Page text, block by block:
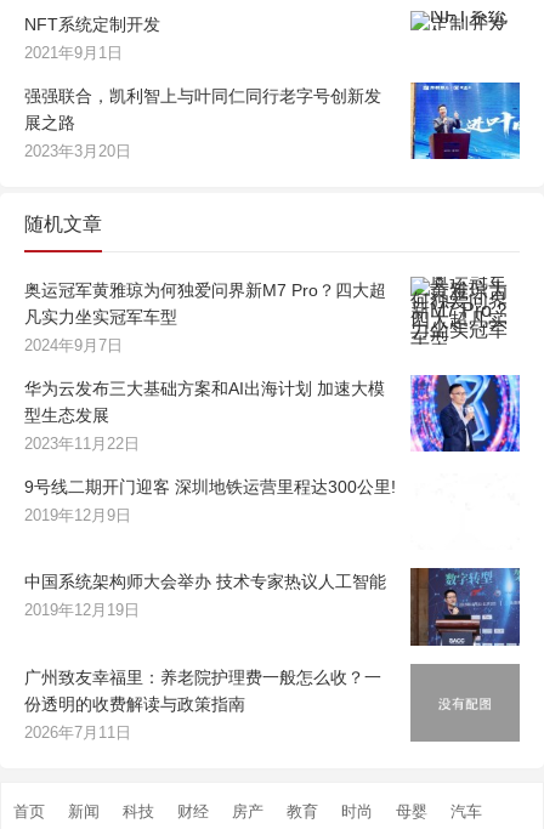
NFT系统定制开发
2021年9月1日
强强联合，凯利智上与叶同仁同行老字号创新发
展之路
2023年3月20日
随机文章
奥运冠军黄雅琼为何独爱问界新M7 Pro？四大超
凡实力坐实冠军车型
2024年9月7日
华为云发布三大基础方案和AI出海计划 加速大模
型生态发展
2023年11月22日
9号线二期开门迎客 深圳地铁运营里程达300公里!
2019年12月9日
中国系统架构师大会举办 技术专家热议人工智能
2019年12月19日
广州致友幸福里：养老院护理费一般怎么收？一
份透明的收费解读与政策指南
2026年7月11日
首页 新闻 科技 财经 房产 教育 时尚 母婴 汽车